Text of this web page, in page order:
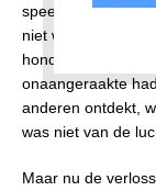
speelde, bleef één
niet was
honderd… en niks
onaangeraakte
anderen ontdekt,
was niet van de
Maar nu de